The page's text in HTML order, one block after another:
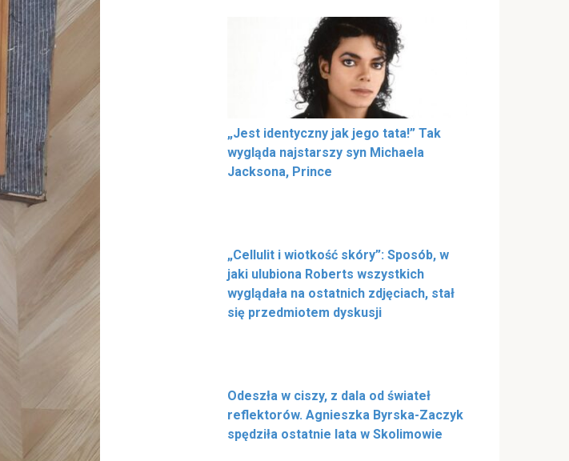
„Jest identyczny jak jego tata!” Tak
wygląda najstarszy syn Michaela
Jacksona, Prince
„Cellulit i wiotkość skóry”: Sposób, w
jaki ulubiona Roberts wszystkich
wyglądała na ostatnich zdjęciach, stał
się przedmiotem dyskusji
Odeszła w ciszy, z dala od świateł
reflektorów. Agnieszka Byrska-Zaczyk
spędziła ostatnie lata w Skolimowie